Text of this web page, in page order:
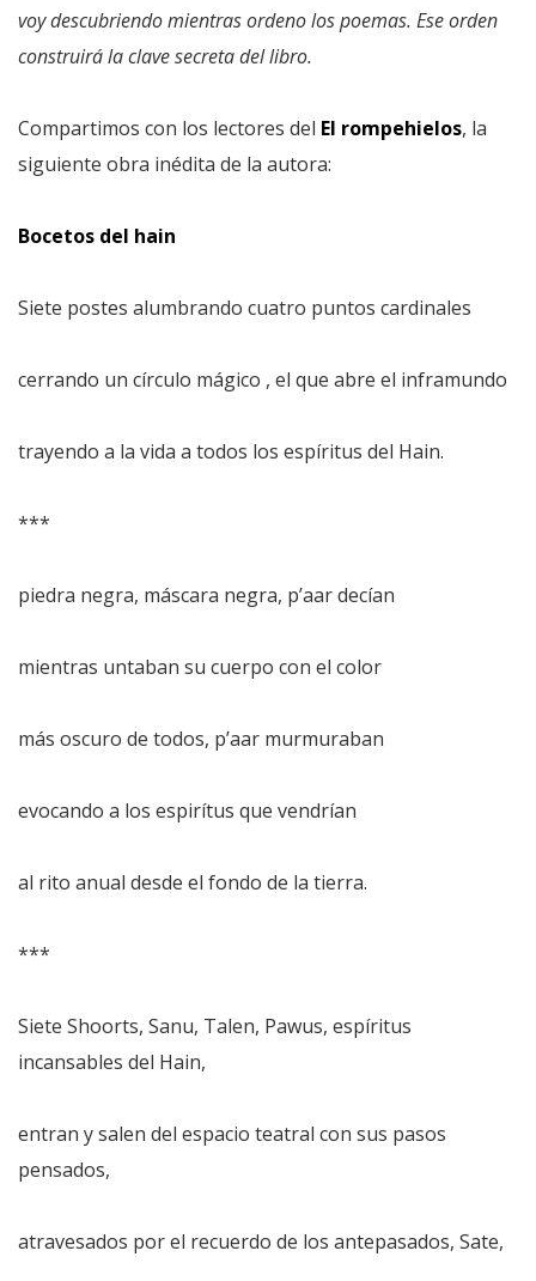
voy descubriendo mientras ordeno los poemas. Ese orden
construirá la clave secreta del libro.
Compartimos con los lectores del El rompehielos, la
siguiente obra inédita de la autora:
Bocetos del hain
Siete postes alumbrando cuatro puntos cardinales
cerrando un círculo mágico , el que abre el inframundo
trayendo a la vida a todos los espíritus del Hain.
***
piedra negra, máscara negra, p’aar decían
mientras untaban su cuerpo con el color
más oscuro de todos, p’aar murmuraban
evocando a los espirítus que vendrían
al rito anual desde el fondo de la tierra.
***
Siete Shoorts, Sanu, Talen, Pawus, espíritus
incansables del Hain,
entran y salen del espacio teatral con sus pasos
pensados,
atravesados por el recuerdo de los antepasados, Sate,